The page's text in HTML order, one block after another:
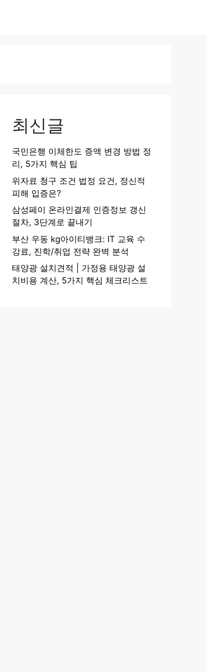
최신글
국민은행 이체한도 증액 변경 방법 정
리, 5가지 핵심 팁
위자료 청구 조건 법정 요건, 정신적
피해 입증은?
삼성페이 온라인결제 인증정보 갱신
절차, 3단계로 끝내기
부산 우동 kg아이티뱅크: IT 교육 수
강료, 진학/취업 전략 완벽 분석
태양광 설치견적 | 가정용 태양광 설
치비용 계산, 5가지 핵심 체크리스트